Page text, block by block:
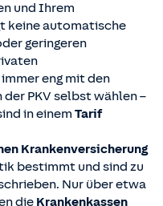
und Ihrem
keine automatische
geringeren
eng mit den
der PKV selbst wählen –
in einem Tarif
Krankenversicherung
bestimmt und sind zu
Nur über etwa
die Krankenkassen